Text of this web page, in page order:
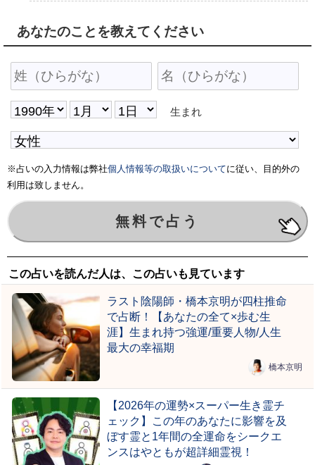
あなたのことを教えてください
生まれ
※占いの入力情報は弊社個人情報等の取扱いについてに従い、目的外の
利用は致しません。
この占いを読んだ人は、この占いも見ています
ラスト陰陽師・橋本京明が四柱推命
で占断！【あなたの全て×歩む生
涯】生まれ持つ強運/重要人物/人生
最大の幸福期
橋本京明
【2026年の運勢×スーパー生き霊チ
ェック】この年のあなたに影響を及
ぼす霊と1年間の全運命をシークエ
ンスはやともが超詳細霊視！